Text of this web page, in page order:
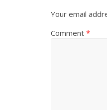
Your email
Comment *